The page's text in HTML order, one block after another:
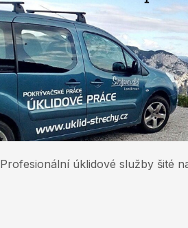
Profesionální úklidové služby šité